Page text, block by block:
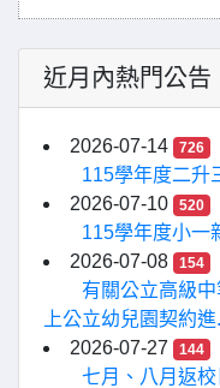
近月內熱門公告
2026-07-14 726
115學年度二升
2026-07-10
520
115學年度小一
2026-07-08
154
有關公立高級
上公立幼兒園契約進
2026-07-27
144
七月、八月返